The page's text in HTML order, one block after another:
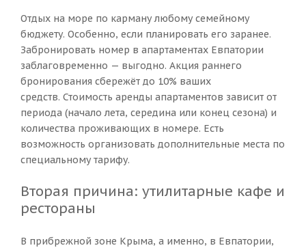
Отдых на море по карману любому семейному
бюджету. Особенно, если планировать его заранее.
Забронировать номер в апартаментах Евпатории
заблаговременно — выгодно. Акция раннего
бронирования сбережёт до 10% ваших
средств. Стоимость аренды апартаментов зависит от
периода (начало лета, середина или конец сезона) и
количества проживающих в номере. Есть
возможность организовать дополнительные места по
специальному тарифу.
Вторая причина: утилитарные кафе и
рестораны
В прибрежной зоне Крыма, а именно, в Евпатории,